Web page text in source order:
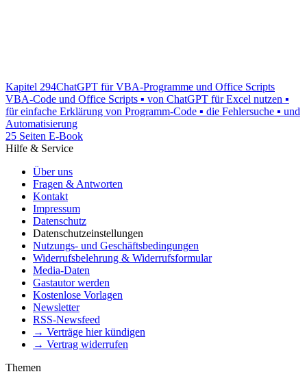
Kapitel 294ChatGPT für VBA-Programme und Office Scripts
VBA-Code und Office Scripts ▪ von ChatGPT für Excel nutzen ▪
für einfache Erklärung von Programm-Code ▪ die Fehlersuche ▪ und
Automatisierung
25 Seiten E-Book
Hilfe & Service
Über uns
Fragen & Antworten
Kontakt
Impressum
Datenschutz
Datenschutzeinstellungen
Nutzungs- und Geschäftsbedingungen
Widerrufsbelehrung & Widerrufsformular
Media-Daten
Gastautor werden
Kostenlose Vorlagen
Newsletter
RSS-Newsfeed
→ Verträge hier kündigen
→ Vertrag widerrufen
Themen